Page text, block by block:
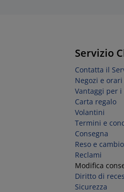
Servizio
Contatta il
Negozi e
Vantaggi per
Carta regalo
Volantini
Termini e
Consegna
Reso e
Reclami
Modifica
Diritto di
Sicurezza